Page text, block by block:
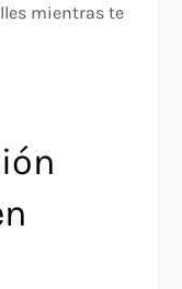
mientras te